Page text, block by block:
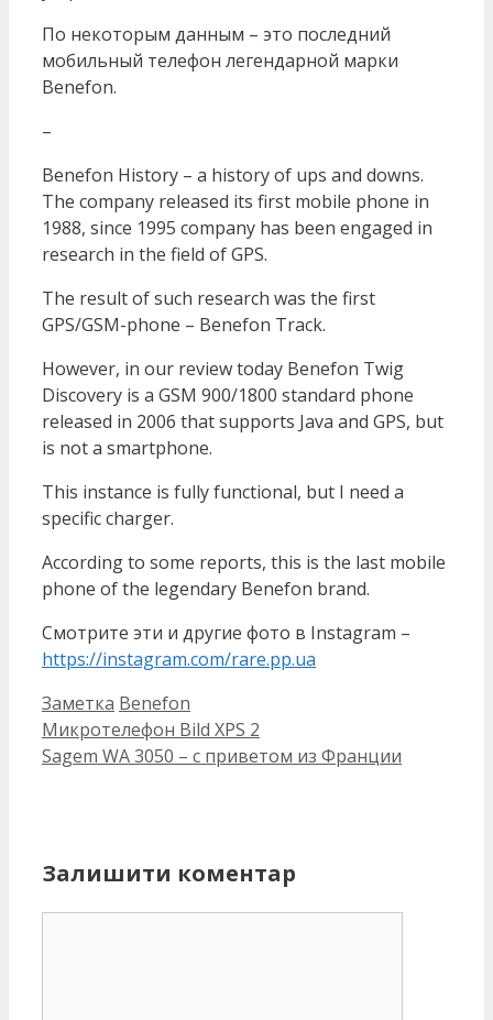
По некоторым данным – это последний
мобильный телефон легендарной марки
Benefon.
–
Benefon History – a history of ups and downs.
The company released its first mobile phone in
1988, since 1995 company has been engaged in
research in the field of GPS.
The result of such research was the first
GPS/GSM-phone – Benefon Track.
However, in our review today Benefon Twig
Discovery is a GSM 900/1800 standard phone
released in 2006 that supports Java and GPS, but
is not a smartphone.
This instance is fully functional, but I need a
specific charger.
According to some reports, this is the last mobile
phone of the legendary Benefon brand.
Смотрите эти и другие фото в Instagram –
https://instagram.com/rare.pp.ua
Категорії
Заметка Позначки
Benefon
Микротелефон Bild XPS 2
Sagem WA 3050 – с приветом из Франции
Залишити коментар